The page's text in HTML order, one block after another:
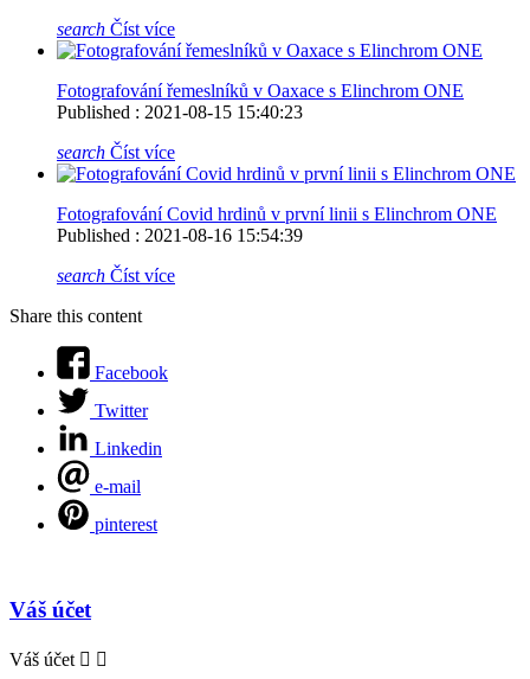
search Číst více
Fotografování řemeslníků v Oaxace s Elinchrom ONE
Published : 2021-08-15 15:40:23
search Číst více
Fotografování Covid hrdinů v první linii s Elinchrom ONE
Published : 2021-08-16 15:54:39
search Číst více
Share this content
Facebook
Twitter
Linkedin
e-mail
pinterest
Váš účet
Váš účet  